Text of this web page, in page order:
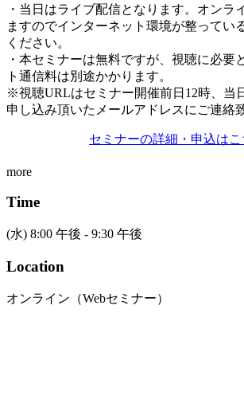
・当日はライブ配信となります。オンラ
ますのでインターネット環境が整ってい
ください。
・本セミナーは無料ですが、視聴に必要
ト通信料は別途かかります。
※視聴URLはセミナー開催前日12時、当
申し込み頂いたメールアドレスにご連絡
セミナーの詳細・申込はこ
more
Time
(水) 8:00 午後 - 9:30 午後
Location
オンライン（Webセミナー）